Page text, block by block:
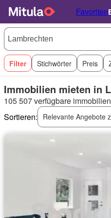
Favoriten
Filter Stichwörter Preis
Immobilien mieten in
105 507 verfügbare immobilien
Sortieren:
Relevante Angebote